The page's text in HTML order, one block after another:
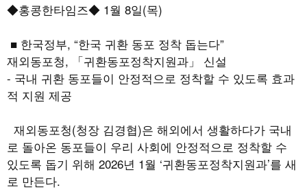
◆홍콩한타임즈◆ 1월 8일(목)
■ 한국정부, “한국 귀환 동포 정착 돕는다”
재외동포청,
「귀환동포정착지원과」 신설
- 국내 귀환 동포들이 안정적으로 정착할 수 있도록 효과
적 지원 제공
재외동포청(청장 김경협)은 해외에서 생활하다가 국내
로 돌아온 동포들이 우리 사회에 안정적으로 정착할 수
있도록 돕기 위해 2026년 1월 ‘귀환동포정착지원과’를 새
로 만든다.